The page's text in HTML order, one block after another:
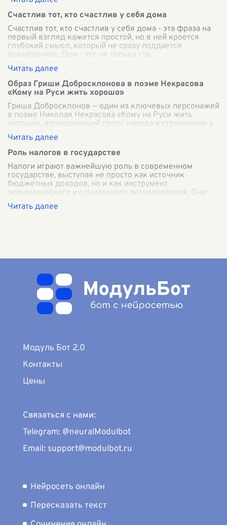
Счастлив тот, кто счастлив у себя дома
Счастлив тот, кто счастлив у себя дома - эта фраза на
первый взгляд кажется простой, но в ней кроется
глубокий смысл, который не сразу поддается
осмыслению. Дом - это не только сте
Образ Гриши Добросклонова в поэме Некрасова
«Кому на Руси жить хорошо»
Гриша Добросклонов — один из ключевых персонажей
в поэме Николая Некрасова «Кому на Руси жить
хорошо», воплощающий голос народа и стремление к
социальной справедливости. С первых с
Роль налогов в государстве
Налоги играют важнейшую роль в современном
государстве, выступая не просто как источник
бюджетных доходов, но и как инструмент
экономического и социального регулирования. Они
форми
Модуль Бот 2.0
Контакты
Цены
Связаться с нами:
Telegram: @neuralModulbot
Email: support@modulbot.ru
Нейросеть онлайн
Пересказать текст